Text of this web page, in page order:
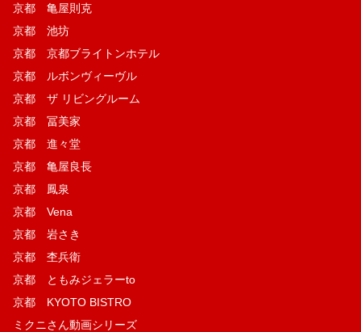
京都 亀屋則克
京都 池坊
京都 京都ブライトンホテル
京都 ルボンヴィーヴル
京都 ザ リビングルーム
京都 冨美家
京都 進々堂
京都 亀屋良長
京都 鳳泉
京都 Vena
京都 岩さき
京都 杢兵衛
京都 ともみジェラーto
京都 KYOTO BISTRO
ミクニさん動画シリーズ